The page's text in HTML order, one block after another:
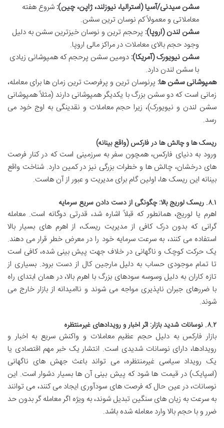
سشن سیدنی/آسیا (استرالیا، نیوزلند، ژاپن، چین): شروع هفته
معاملاتی و معمولاً کم نوسان ترین سشن.
سشن لندن (اروپا): پرحجم ترین و نوسان خیزترین سشن به دلیل
وجود حجم بالای معاملات در مراکز مالی اروپا.
سشن نیویورک (آمریکا): دومین سشن پرحجم که همپوشانی زیادی
با سشن لندن دارد.
همپوشانی سشن ها: پرنوسان ترین و پرفرصت ترین زمان ها برای معامله،
زمانی است که دو سشن بزرگ با یکدیگر همپوشانی دارند (مثلاً همپوشانی
سشن لندن و نیویورک)، زیرا حجم معاملات و نقدینگی به اوج خود می
رسد.
ریسک ها و چالش ها در فارکس (واقع بینانه)
ورود به دنیای فارکس، همچون سفر به سرزمینی است که در کنار فرصت
های درخشان، چالش ها و خطرات بزرگی نیز در کمین دارد. شناخت واقع
بینانه این ریسک ها، اولین گام برای مدیریت و عبور از آن هاست.
۸.۱. ریسک لوریج بالا: چگونگی از دست دادن سریع سرمایه
اهرم یا لوریج، همانطور که قبلاً اشاره شد، قدرتی دوگانه است. معامله
گرانی که بدون درک کافی از مدیریت ریسک، از اهرم های بسیار بالا
استفاده می کنند، به سرعت سرمایه خود را در معرض خطر قرار می دهند.
یک حرکت کوچک و ناگهانی در خلاف جهت پیش بینی شده، کافی است
تا تمام موجودی حساب به دلیل مارجین کال از دست برود. بسیاری از
تازه کاران به دلیل وسوسه سودهای بزرگ با اهرم بالا، در همان ابتدای راه
با ضررهای جبران ناپذیری مواجه می شوند و ناامیدانه از بازار خارج می
شوند.
۸.۲. نوسانات شدید بازار: اثر اخبار و رویدادهای غیرمنتظره
بازار فارکس به دلیل حجم عظیم معاملات و واکنش سریع به اخبار و
رویدادها، دارای نوسانات شدیدی است. انتشار یک خبر مهم اقتصادی یا
یک رویداد سیاسی غیرمنتظره، می تواند باعث جهش های ناگهانی
(اسپایک) در قیمت ها شود که پیش بینی آن ها بسیار دشوار است. این
نوسانات، در عین حال که فرصت های سودآوری ایجاد می کنند، می توانند
به سرعت به زیان های سنگین تبدیل شوند، به ویژه اگر معامله گر بدون حد
ضرر و با حجم بالا وارد معامله شده باشد.